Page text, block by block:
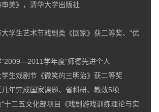
美》，清华大学出版社
学生艺术节戏剧类《回家》获二等奖、“优
“2009—2011学年度”师德先进个人
生戏剧节《微笑的三明治》获二等奖
年完成国家课题、省科研、教改5项
十二五文化部项目《戏剧游戏训练理论与实